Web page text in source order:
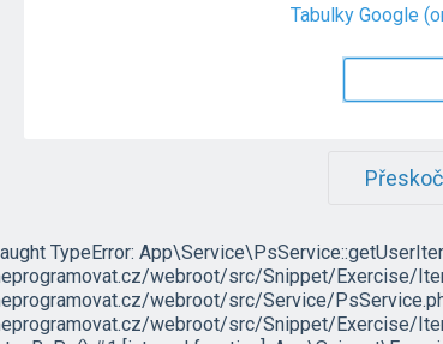
Tabulky Google
TypeError:
webroot/src/Snippet/Exercise/
webroot/src/Service/
webroot/src/Snippet/Exercise/